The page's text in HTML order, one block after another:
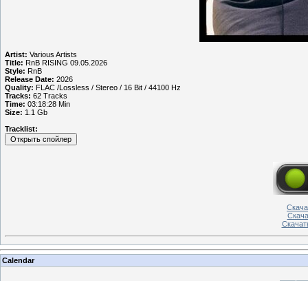
Artist: Various Artists
Title: RnB RISING 09.05.2026
Style: RnB
Release Date: 2026
Quality: FLAC /Lossless / Stereo / 16 Bit / 44100 Hz
Tracks: 62 Tracks
Time: 03:18:28 Min
Size: 1.1 Gb
Tracklist:
Calendar